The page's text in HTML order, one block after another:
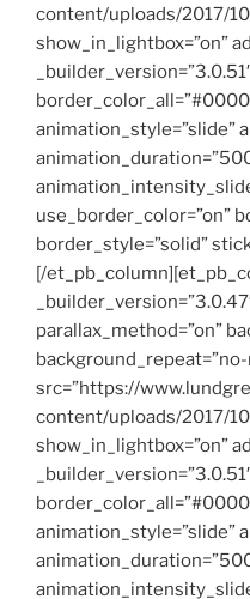
content/uploads/2017/
show_in_lightbox=”on”
animation_style=”slide”
use_border_color=”on”
border_style=”solid”
[/
parallax_method=”on”
src=”https://
content/uploads/2017/
show_in_lightbox=”on”
animation_style=”slide”